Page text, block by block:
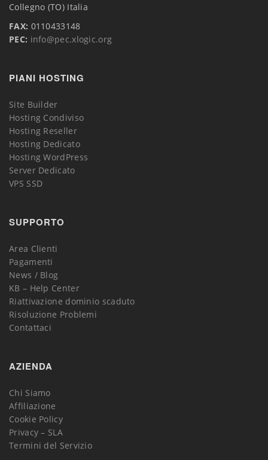
Collegno (TO) Italia
FAX: 0110433148
PEC: info@pec.xlogic.org
PIANI HOSTING
Site Builder
Hosting Condiviso
Hosting Reseller
Hosting Dedicato
Hosting WordPress
Server Dedicato
VPS SSD
SUPPORTO
Area Clienti
Pagamenti
News / Blog
KB – Help Center
Riattivazione dominio scaduto
Risoluzione Problemi
Contattaci
AZIENDA
Chi Siamo
Affiliazione
Cookie Policy
Privacy – SLA
Termini del Servizio